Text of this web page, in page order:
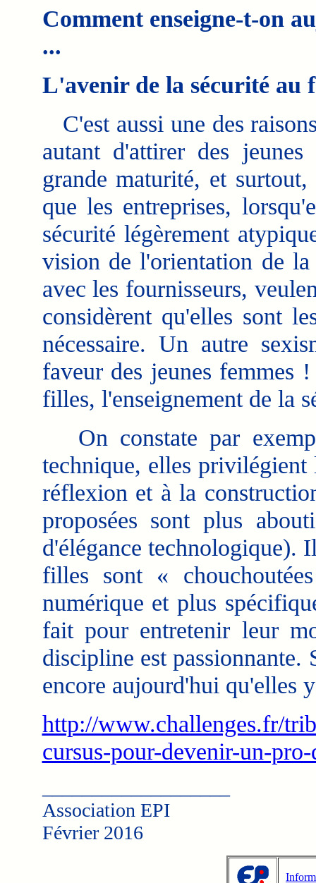
Comment enseigne-t-on
...
L'avenir de la sécurité au
C'est aussi une des
autant d'attirer des
grande maturité, et
que les entreprises,
sécurité légèrement
vision de l'orientation de
avec les fournisseurs,
considèrent qu'elles sont
nécessaire. Un autre
faveur des jeunes femmes
filles, l'enseignement de la
On constate par
technique, elles privilégient
réflexion et à la
proposées sont plus
d'élégance technologique).
filles sont «
numérique et plus
fait pour entretenir leur
discipline est
encore aujourd'hui qu'elles
http://www.challenges.fr/
cursus-pour-devenir-un-
Association EPI
Février 2016